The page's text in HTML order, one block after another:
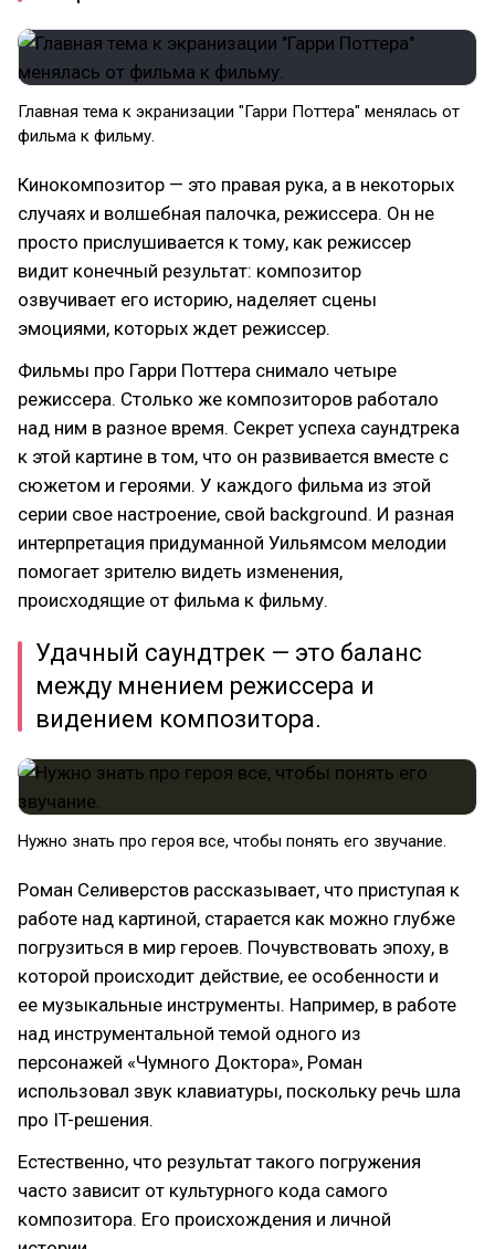
Главная тема к экранизации "Гарри Поттера" менялась от
фильма к фильму.
Кинокомпозитор — это правая рука, а в некоторых
случаях и волшебная палочка, режиссера. Он не
просто прислушивается к тому, как режиссер
видит конечный результат: композитор
озвучивает его историю, наделяет сцены
эмоциями, которых ждет режиссер.
Фильмы про Гарри Поттера снимало четыре
режиссера. Столько же композиторов работало
над ним в разное время. Секрет успеха саундтрека
к этой картине в том, что он развивается вместе с
сюжетом и героями. У каждого фильма из этой
серии свое настроение, свой background. И разная
интерпретация придуманной Уильямсом мелодии
помогает зрителю видеть изменения,
происходящие от фильма к фильму.
Удачный саундтрек — это баланс
между мнением режиссера и
видением композитора.
Нужно знать про героя все, чтобы понять его звучание.
Роман Селиверстов рассказывает, что приступая к
работе над картиной, старается как можно глубже
погрузиться в мир героев. Почувствовать эпоху, в
которой происходит действие, ее особенности и
ее музыкальные инструменты. Например, в работе
над инструментальной темой одного из
персонажей «Чумного Доктора», Роман
использовал звук клавиатуры, поскольку речь шла
про IT-решения.
Естественно, что результат такого погружения
часто зависит от культурного кода самого
композитора. Его происхождения и личной